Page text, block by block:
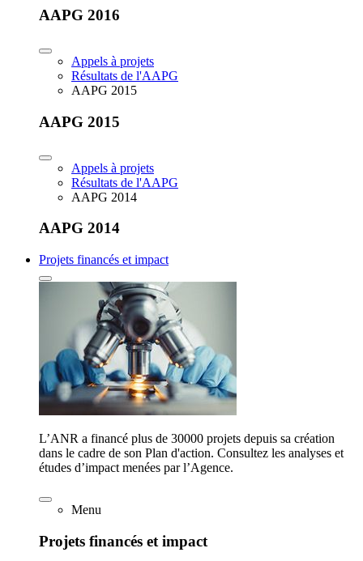
AAPG 2016
Appels à projets
Résultats de l'AAPG
AAPG 2015
AAPG 2015
Appels à projets
Résultats de l'AAPG
AAPG 2014
AAPG 2014
Projets financés et impact
L’ANR a financé plus de 30000 projets depuis sa création
dans le cadre de son Plan d'action. Consultez les analyses et
études d’impact menées par l’Agence.
Menu
Projets financés et impact